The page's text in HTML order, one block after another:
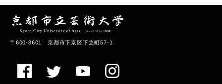
〒600-8601 京都市下京区下之町57-1